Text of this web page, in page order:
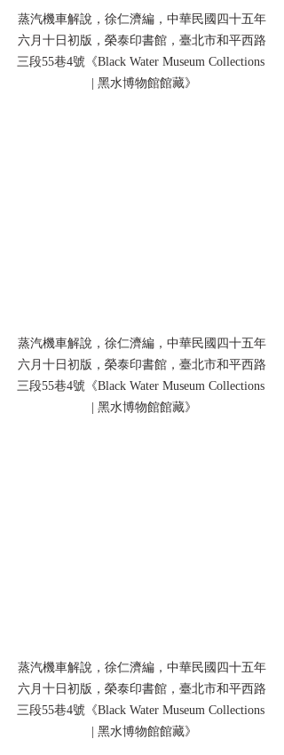
蒸汽機車解說，徐仁濟編，中華民國四十五年
六月十日初版，榮泰印書館，臺北市和平西路
三段55巷4號《Black Water Museum Collections
| 黑水博物館館藏》
蒸汽機車解說，徐仁濟編，中華民國四十五年
六月十日初版，榮泰印書館，臺北市和平西路
三段55巷4號《Black Water Museum Collections
| 黑水博物館館藏》
蒸汽機車解說，徐仁濟編，中華民國四十五年
六月十日初版，榮泰印書館，臺北市和平西路
三段55巷4號《Black Water Museum Collections
| 黑水博物館館藏》